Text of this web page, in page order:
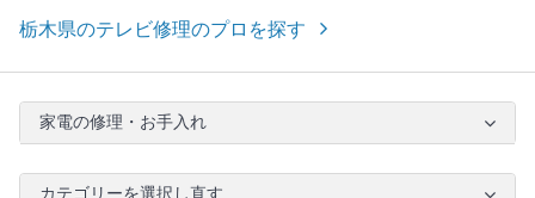
栃木県のテレビ修理のプロを探す
家電の修理・お手入れ
カテゴリーを選択し直す